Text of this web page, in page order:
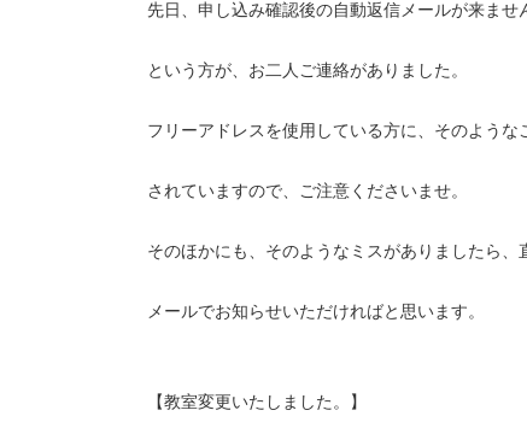
先日、申し込み確認後の自動返信メールが来ませ
という方が、お二人ご連絡がありました。
フリーアドレスを使用している方に、そのような
されていますので、ご注意くださいませ。
そのほかにも、そのようなミスがありましたら、
メールでお知らせいただければと思います。
【教室変更いたしました。】